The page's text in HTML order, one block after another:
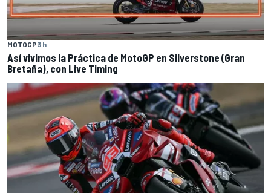
MOTOGP3 h
Así vivimos la Práctica de MotoGP en Silverstone (Gran
Bretaña), con Live Timing